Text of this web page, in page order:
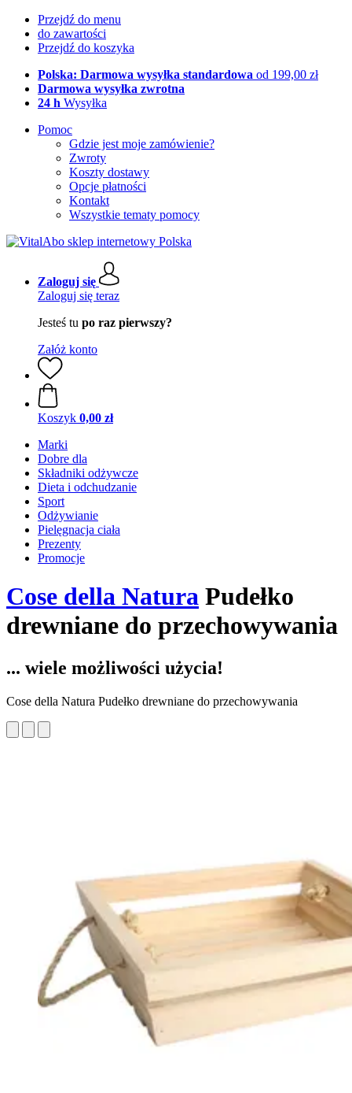
Przejdź do menu
do zawartości
Przejdź do koszyka
Polska: Darmowa wysyłka standardowa od 199,00 zł
Darmowa wysyłka zwrotna
24 h Wysyłka
Pomoc
Gdzie jest moje zamówienie?
Zwroty
Koszty dostawy
Opcje płatności
Kontakt
Wszystkie tematy pomocy
Zaloguj się
Zaloguj się teraz
Jesteś tu po raz pierwszy?
Załóż konto
Koszyk 0,00 zł
Marki
Dobre dla
Składniki odżywcze
Dieta i odchudzanie
Sport
Odżywianie
Pielęgnacja ciała
Prezenty
Promocje
Cose della Natura Pudełko
drewniane do przechowywania
... wiele możliwości użycia!
Cose della Natura Pudełko drewniane do przechowywania